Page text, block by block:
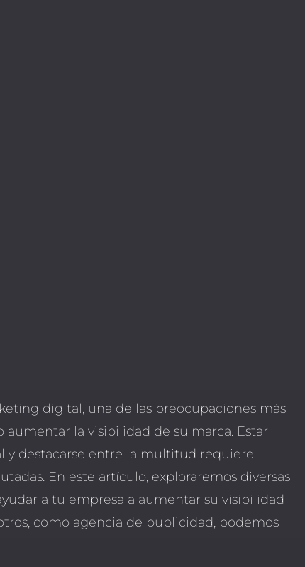
digital, una de las preocupaciones más
aumentar la visibilidad de su marca. Estar
y destacarse entre la multitud requiere
En este artículo, exploraremos diversas
a tu empresa a aumentar su visibilidad
como agencia de publicidad, podemos